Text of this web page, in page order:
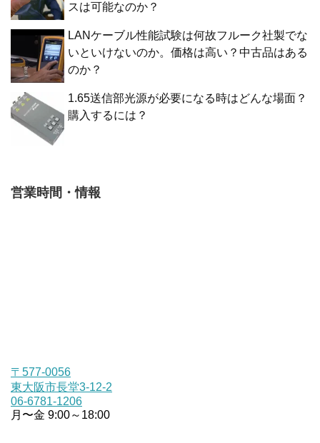
スは可能なのか？
LANケーブル性能試験は何故フルーク社製でな
いといけないのか。価格は高い？中古品はある
のか？
1.65送信部光源が必要になる時はどんな場面？
購入するには？
営業時間・情報
〒577-0056
東大阪市長堂3-12-2
06-6781-1206
月〜金 9:00～18:00